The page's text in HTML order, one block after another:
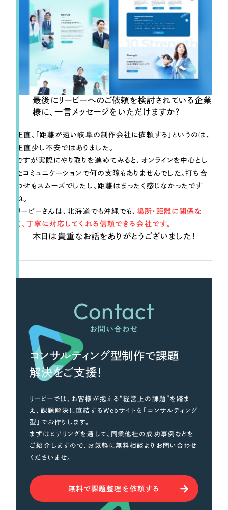
最後にリーピーへのご依頼を検討されている企業
様に、一言メッセージをいただけますか？
正直、「距離が遠い岐阜の制作会社に依頼する」というのは、
正直少し不安ではありました。
ですが実際にやり取りを進めてみると、オンラインを中心とし
たコミュニケーションで何の支障もありませんでした。打ち合
わせもスムーズでしたし、距離はまったく感じなかったです
ね。
リーピーさんは、北海道でも沖縄でも、 場所・距離に関係な
く、丁寧に対応してくれる信頼できる会社です。
本日は貴重なお話をありがとうございました！
Contact
お問い合わせ
コンサルティング型制作で課題
解決をご支援！
リーピーでは、お客様が抱える“経営上の課題”を踏ま
え、課題解決に直結するWebサイトを「コンサルティング
型」でお作りします。
まずはヒアリングを通して、同業他社の成功事例などを
ご紹介しますので、お気軽に無料相談よりお問い合わせ
くださいませ。
無料で課題整理を依頼する